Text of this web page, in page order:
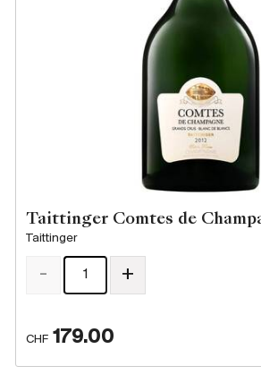
Taittinger Comtes de
Taittinger
CHF 179.00
- +